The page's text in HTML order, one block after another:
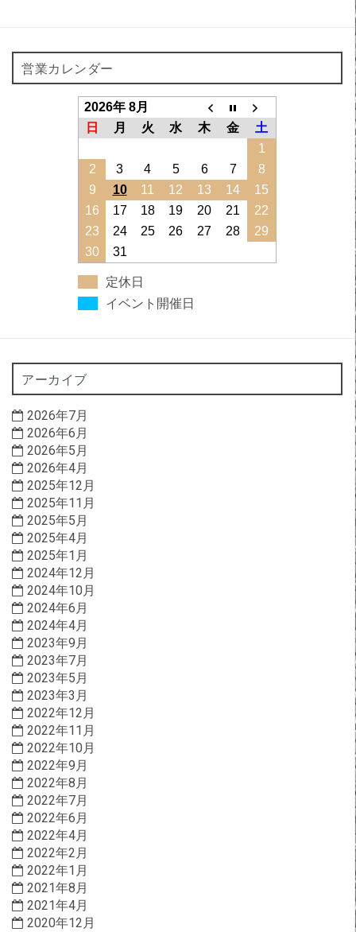
営業カレンダー
2026年 8月
日
月 火 水 木 金
土
1
2
3 4 5 6 7
8
9
10 11 12 13 14
15
16
17 18 19 20 21
22
23
24 25 26 27 28
29
30
31
定休日
イベント開催日
アーカイブ
2026年7月
2026年6月
2026年5月
2026年4月
2025年12月
2025年11月
2025年5月
2025年4月
2025年1月
2024年12月
2024年10月
2024年6月
2024年4月
2023年9月
2023年7月
2023年5月
2023年3月
2022年12月
2022年11月
2022年10月
2022年9月
2022年8月
2022年7月
2022年6月
2022年4月
2022年2月
2022年1月
2021年8月
2021年4月
2020年12月